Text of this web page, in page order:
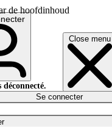
de hoofdinhoud
Close menu
déconnecté.
Se connecter